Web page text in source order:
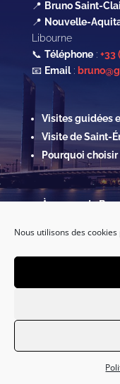
Nous utilisons des
📍 Bruno Saint-
📍 Nouvelle-
Libourne
📞 Téléphone: +33
📧 Email:
Visites guidées
Visite de Saint-
Pourquoi
À propos de
Politique de